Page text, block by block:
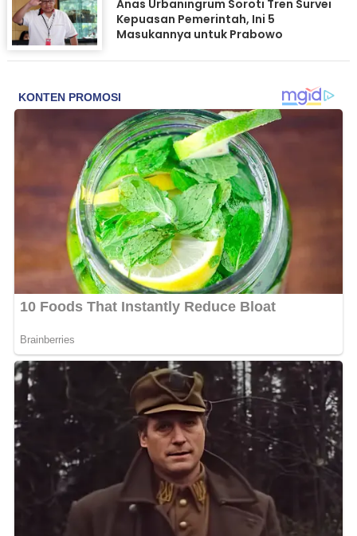
Anas Urbaningrum Soroti Tren Survei
Kepuasan Pemerintah, Ini 5
Masukannya untuk Prabowo